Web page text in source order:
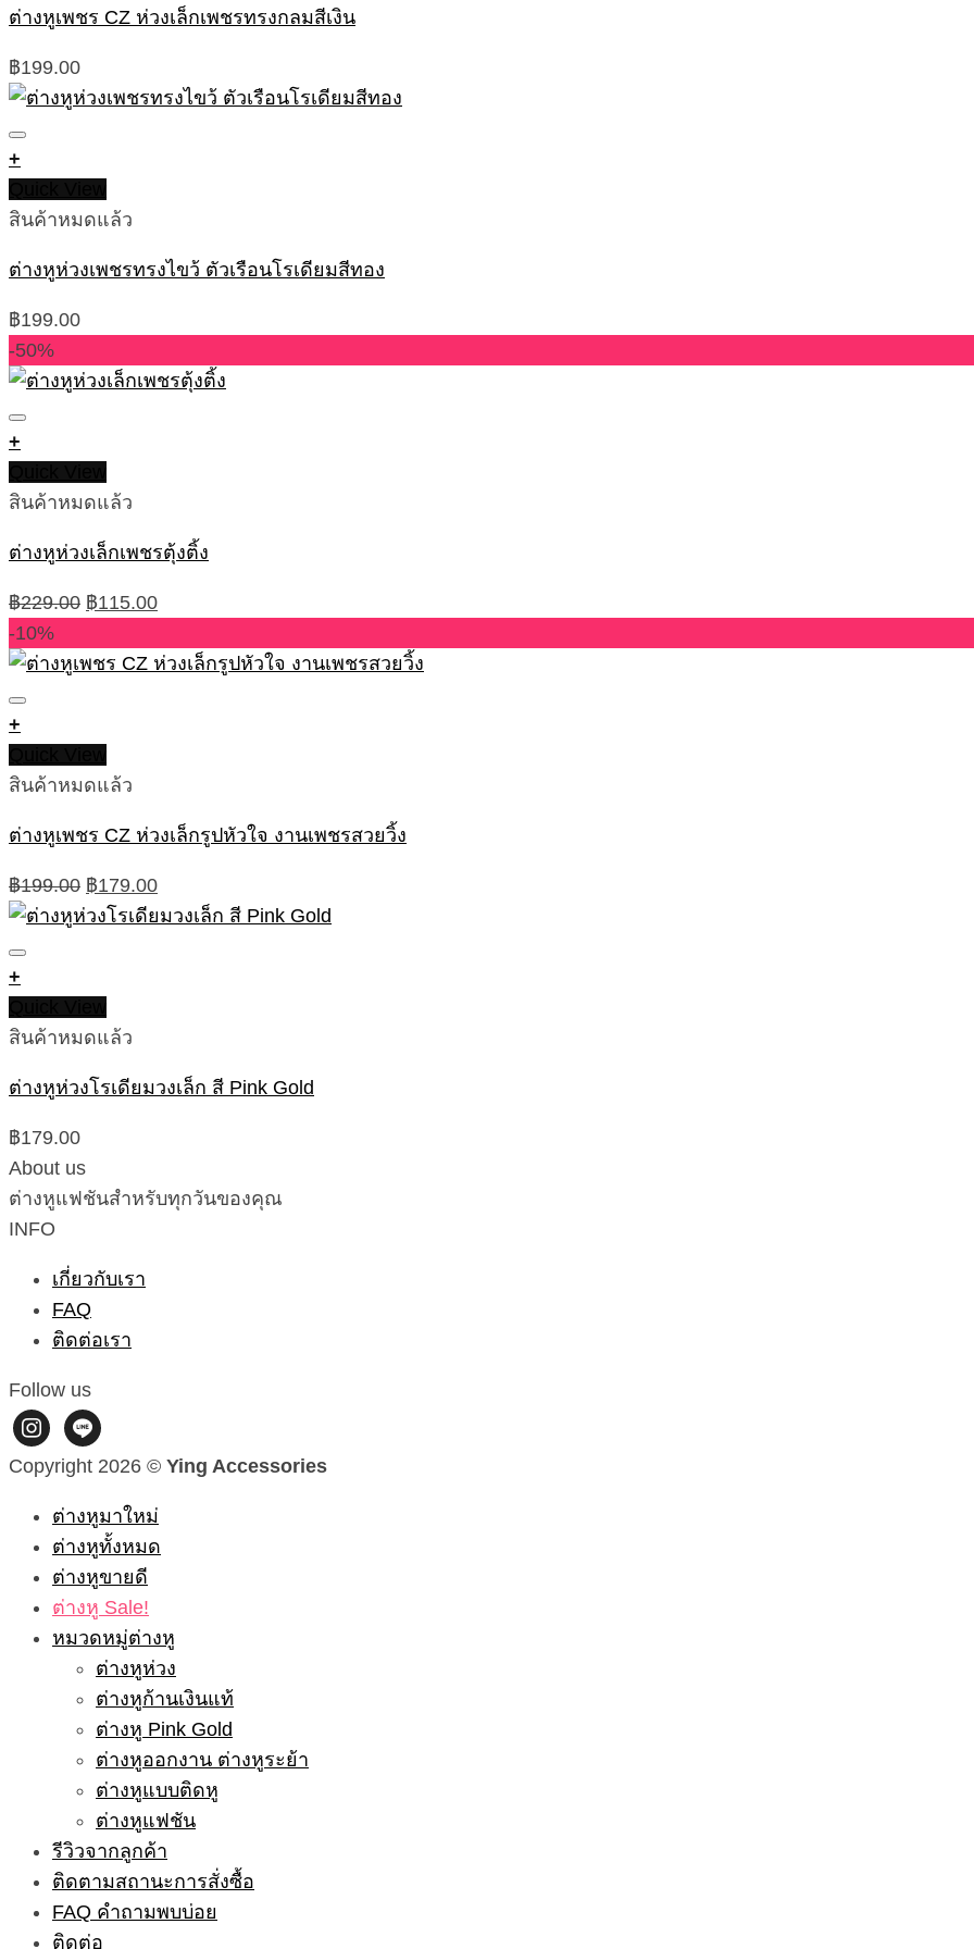
ต่างหูเพชร CZ ห่วงเล็กเพชรทรงกลมสีเงิน
฿199.00
+
สินค้าหมดแล้ว
ต่างหูห่วงเพชรทรงไขว้ ตัวเรือนโรเดียมสีทอง
฿199.00
-50%
+
สินค้าหมดแล้ว
ต่างหูห่วงเล็กเพชรตุ้งติ้ง
฿229.00 Original
was:
฿115.00Current
is:
-10%
+
สินค้าหมดแล้ว
ต่างหูเพชร CZ ห่วงเล็กรูปหัวใจ งานเพชรสวยวิ้ง
฿199.00 Original
price
฿179.00Current
price
+
สินค้าหมดแล้ว
ต่างหูห่วงโรเดียมวงเล็ก สี Pink Gold
฿179.00
About us
ต่างหูแฟชันสำหรับทุกวันของคุณ
INFO
เกี่ยวกับเรา
FAQ
ติดต่อเรา
Follow us
instagram
line
Copyright 2026 © Ying Accessories
ต่างหูมาใหม่
ต่างหูทั้งหมด
ต่างหูขายดี
ต่างหู Sale!
หมวดหมู่ต่างหู
ต่างหูห่วง
ต่างหูก้านเงินแท้
ต่างหู Pink Gold
ต่างหูออกงาน ต่างหูระย้า
ต่างหูแบบติดหู
ต่างหูแฟชัน
รีวิวจากลูกค้า
ติดตามสถานะการสั่งซื้อ
FAQ คำถามพบบ่อย
ติดต่อ